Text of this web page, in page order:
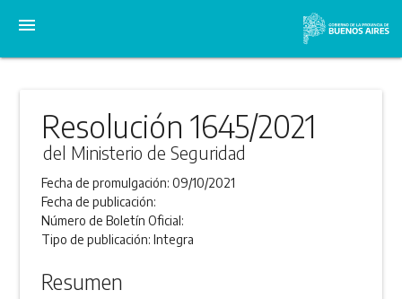
menu
Resolución 1645/2021
del Ministerio de Seguridad
Fecha de promulgación:09/10/2021
Fecha de publicación:
Número de Boletín Oficial:
Tipo de publicación:Integra
Resumen